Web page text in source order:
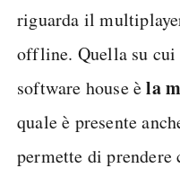
riguarda il
offline. Quella su
software house èla
quale è presente
permette di